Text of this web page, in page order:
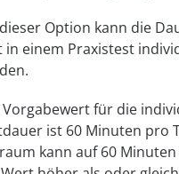
Option kann die
in einem Praxistest
Vorgabewert für die
ist 60 Minuten pro
kann auf 60